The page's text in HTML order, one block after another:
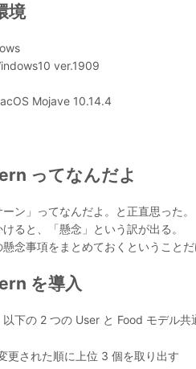
境
ver.1909
Mojave 10.14.4
ってなんだよ
ーン」ってなんだよ。と正直思った。
ると、「懸念」という訳が出る。
懸念事項をまとめておくということ
を導入
下の 2 つの User と Food モデル共
更された順に上位 3 個を取り出す